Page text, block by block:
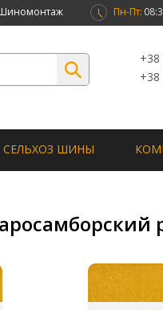
Пн-Пт:
+38
+38
СЕЛЬХОЗ ШИНЫ